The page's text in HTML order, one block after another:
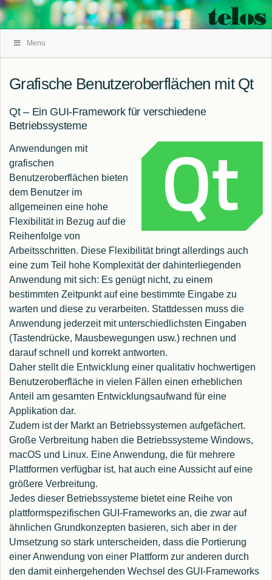
Navigation
Menu
Grafische Benutzeroberflächen mit Qt
Qt – Ein GUI-Framework für verschiedene
Betriebssysteme
Anwendungen mit
grafischen
Benutzeroberflächen bieten
dem Benutzer im
allgemeinen eine hohe
Flexibilität in Bezug auf die
Reihenfolge von
Arbeitsschritten. Diese Flexibilität bringt allerdings auch
eine zum Teil hohe Komplexität der dahinterliegenden
Anwendung mit sich: Es genügt nicht, zu einem
bestimmten Zeitpunkt auf eine bestimmte Eingabe zu
warten und diese zu verarbeiten. Stattdessen muss die
Anwendung jederzeit mit unterschiedlichsten Eingaben
(Tastendrücke, Mausbewegungen usw.) rechnen und
darauf schnell und korrekt antworten.
Daher stellt die Entwicklung einer qualitativ hochwertigen
Benutzeroberfläche in vielen Fällen einen erheblichen
Anteil am gesamten Entwicklungsaufwand für eine
Applikation dar.
Zudem ist der Markt an Betriebssystemen aufgefächert.
Große Verbreitung haben die Betriebssysteme Windows,
macOS und Linux. Eine Anwendung, die für mehrere
Plattformen verfügbar ist, hat auch eine Aussicht auf eine
größere Verbreitung.
Jedes dieser Betriebssysteme bietet eine Reihe von
plattformspezifischen GUI-Frameworks an, die zwar auf
ähnlichen Grundkonzepten basieren, sich aber in der
Umsetzung so stark unterscheiden, dass die Portierung
einer Anwendung von einer Plattform zur anderen durch
den damit einhergehenden Wechsel des GUI-Frameworks